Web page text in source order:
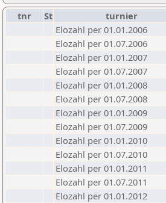
tnr St turnier
Elozahl per 01.01.2006
Elozahl per 01.07.2006
Elozahl per 01.01.2007
Elozahl per 01.07.2007
Elozahl per 01.01.2008
Elozahl per 01.07.2008
Elozahl per 01.01.2009
Elozahl per 01.07.2009
Elozahl per 01.01.2010
Elozahl per 01.07.2010
Elozahl per 01.01.2011
Elozahl per 01.07.2011
Elozahl per 01.01.2012